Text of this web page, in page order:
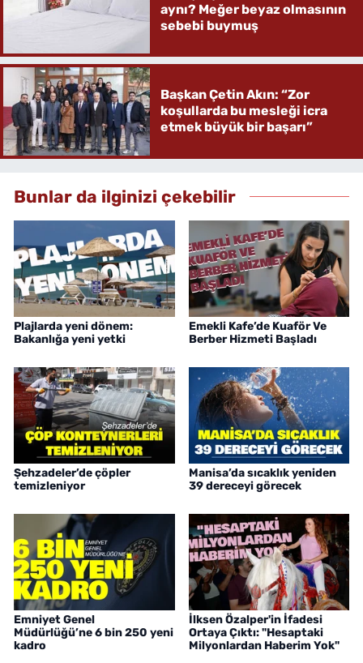
aynı? Meğer beyaz olmasının
sebebi buymuş
Başkan Çetin Akın: “Zor
koşullarda bu mesleği icra
etmek büyük bir başarı”
Bunlar da ilginizi çekebilir
Plajlarda yeni dönem:
Bakanlığa yeni yetki
Emekli Kafe’de Kuaför Ve
Berber Hizmeti Başladı
Şehzadeler’de çöpler
temizleniyor
Manisa’da sıcaklık yeniden
39 dereceyi görecek
Emniyet Genel
Müdürlüğü’ne 6 bin 250 yeni
kadro
İlksen Özalper'in İfadesi
Ortaya Çıktı: "Hesaptaki
Milyonlardan Haberim Yok"